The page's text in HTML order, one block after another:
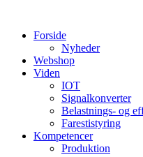
indholdForside
Nyheder
Webshop
Viden
IOT
Signalkonverter
Belastnings- og
Farestistyring
Kompetencer
Produktion